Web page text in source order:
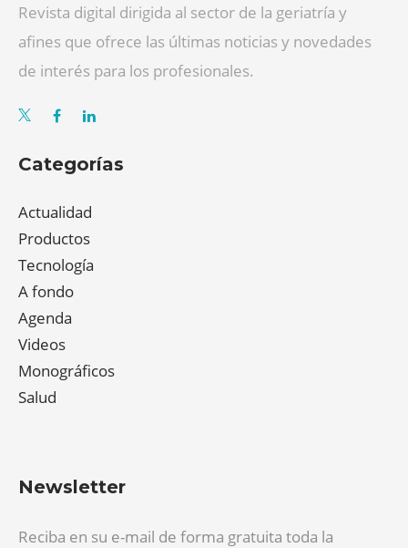
Revista digital dirigida al sector de la geriatría y
afines que ofrece las últimas noticias y novedades
de interés para los profesionales.
Categorías
Actualidad
Productos
Tecnología
A fondo
Agenda
Videos
Monográficos
Salud
Newsletter
Reciba en su e-mail de forma gratuita toda la